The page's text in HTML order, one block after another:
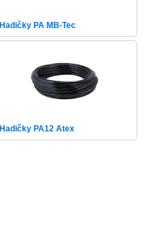
Hadičky PA MB-Tec
Hadičky PA12 Atex